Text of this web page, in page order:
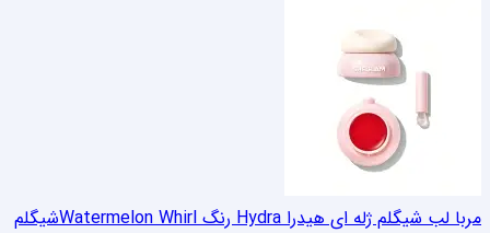
مربا لب شیگلم ژله ای هیدرا Hydra رنگ Watermelon Whirl شیگلم